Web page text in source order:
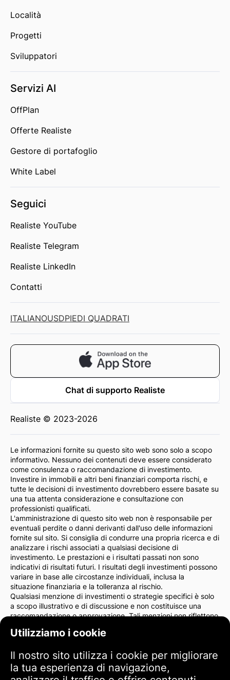
Utilizziamo i cookie
Il nostro sito utilizza i cookie per migliorare
la tua esperienza di navigazione,
Località
Progetti
Sviluppatori
Servizi AI
OffPlan
Offerte Realiste
Gestore di portafoglio
White Label
Seguici
Realiste YouTube
Realiste Telegram
Realiste LinkedIn
Contatti
ITALIANOUSDPIEDI QUADRATI
Chat di supporto Realiste
Realiste © 2023-2026
Le informazioni fornite su questo sito web sono solo a scopo
informativo. Nessuno dei contenuti deve essere considerato
come consulenza o raccomandazione di investimento.
Investire in immobili e altri beni finanziari comporta rischi, e
tutte le decisioni di investimento dovrebbero essere basate su
una tua attenta considerazione e consultazione con
professionisti qualificati.
L'amministrazione di questo sito web non è responsabile per
eventuali perdite o danni derivanti dall'uso delle informazioni
fornite sul sito. Si consiglia di condurre una propria ricerca e di
analizzare i rischi associati a qualsiasi decisione di
investimento. Le prestazioni e i risultati passati non sono
indicativi di risultati futuri. I risultati degli investimenti possono
variare in base alle circostanze individuali, inclusa la
situazione finanziaria e la tolleranza al rischio.
Qualsiasi menzione di investimenti o strategie specifici è solo
a scopo illustrativo e di discussione e non costituisce una
raccomandazione o approvazione. Tali menzioni non riflettono
Consigliamo vivamente di consultare un consulente finanziario
l'unico responsabile delle tue azioni di investimento e dei rischi
ad esse associati.
Utilizzando questo sito web, accetti che l'amministrazione del